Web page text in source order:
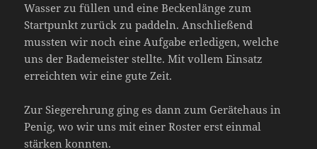
Wasser zu füllen und eine Beckenlänge zum
Startpunkt zurück zu paddeln. Anschließend
mussten wir noch eine Aufgabe erledigen, welche
uns der Bademeister stellte. Mit vollem Einsatz
erreichten wir eine gute Zeit.
Zur Siegerehrung ging es dann zum Gerätehaus in
Penig, wo wir uns mit einer Roster erst einmal
stärken konnten.